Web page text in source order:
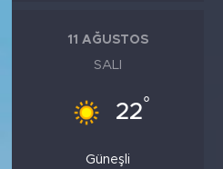
11 AĞUSTOS
SALI
22°
Güneşli